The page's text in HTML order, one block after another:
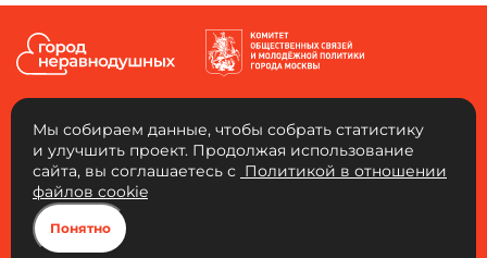
АНО «Город неравнодушных»
Юридический адрес: 109456, г. Москва, 4-й Вешняковский проезд, д. 1, к. 1,
ком. 103. ОГРН: 1217700334653 ИНН: 9721136325 КПП: 772101001
Мы собираем данные, чтобы собрать статистику
и улучшить проект. Продолжая использование
сайта, вы соглашаетесь с Политикой в отношении
файлов cookie
Понятно